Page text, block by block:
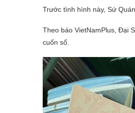
Trước tình hình này, Sứ
Theo báo VietNamPlus, Đại
cuốn sổ.